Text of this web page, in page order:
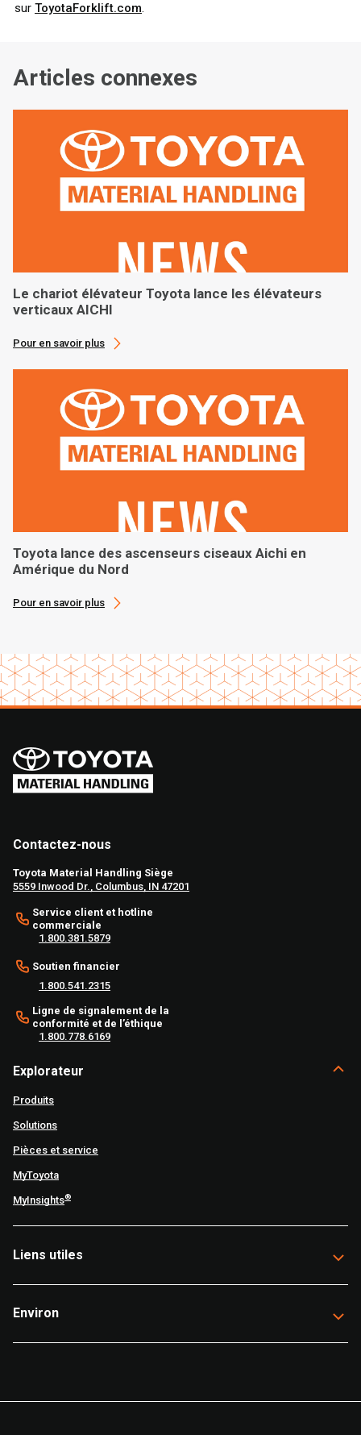
sur ToyotaForklift.com.
Articles connexes
Le chariot élévateur Toyota lance les élévateurs
verticaux AICHI
Pour en savoir plus
Toyota lance des ascenseurs ciseaux Aichi en
Amérique du Nord
Pour en savoir plus
Contactez-nous
Toyota Material Handling Siège
5559 Inwood Dr., Columbus, IN 47201
Service client et hotline
commerciale
1.800.381.5879
Soutien financier
1.800.541.2315
Ligne de signalement de la
conformité et de l’éthique
1.800.778.6169
Explorateur
Produits
Solutions
Pièces et service
MyToyota
MyInsights®
Liens utiles
Environ